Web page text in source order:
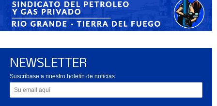
NEWSLETTER
Suscríbase a nuestro boletín de noticias